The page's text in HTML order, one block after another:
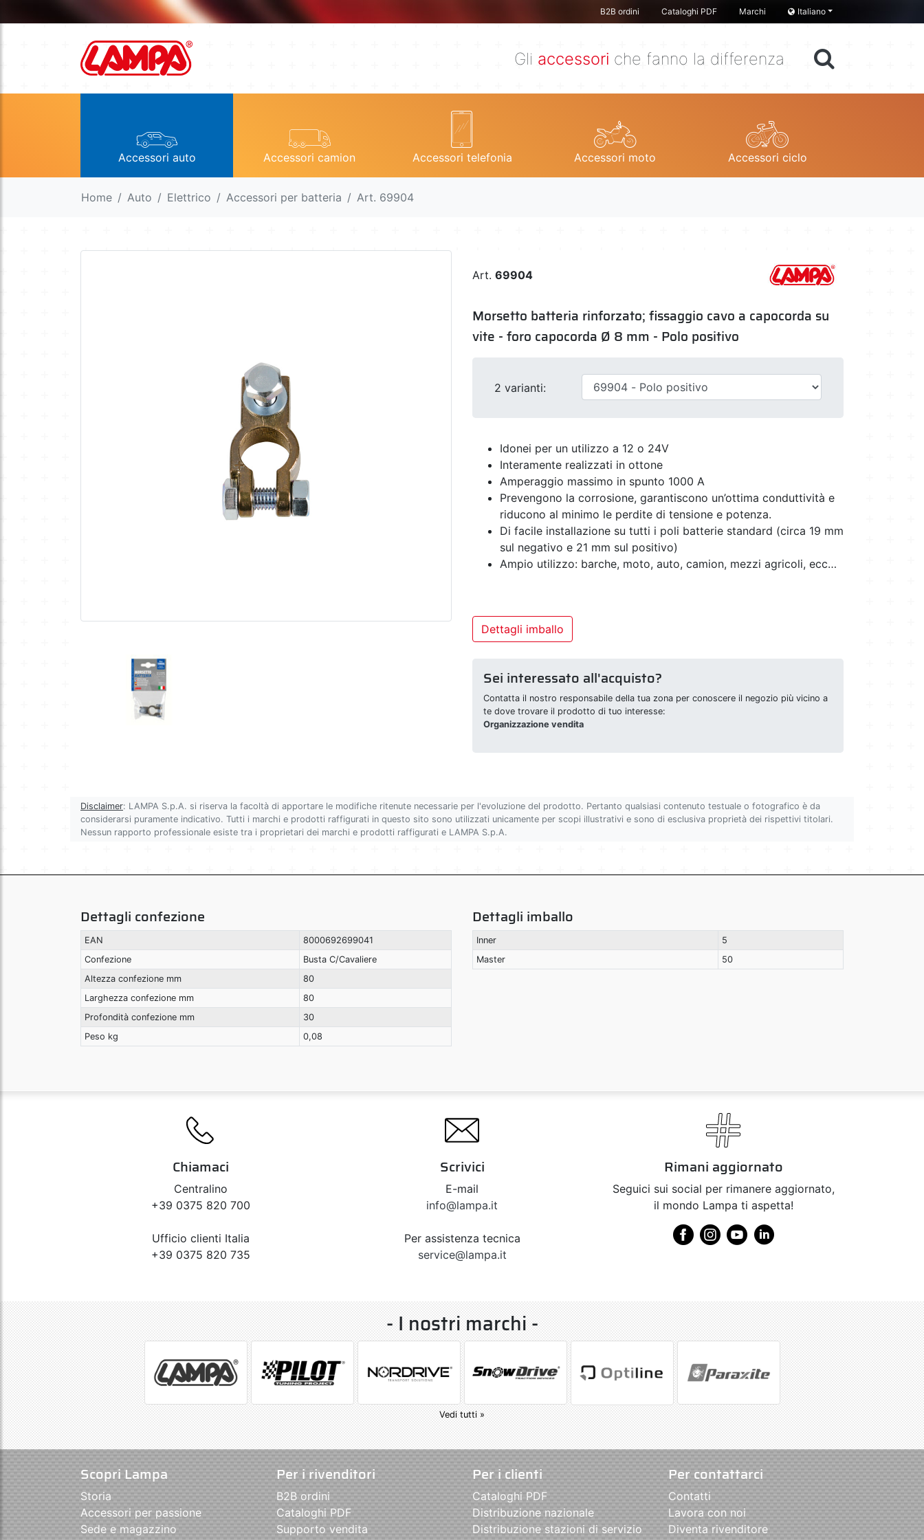
B2B ordini Cataloghi PDF Marchi Italiano
Gli accessori che fanno la differenza
Accessori auto Accessori camion Accessori telefonia Accessori moto Accessori ciclo
Home Auto Elettrico Accessori per batteria Art. 69904
Art. 69904
Morsetto batteria rinforzato; fissaggio cavo a capocorda su
vite - foro capocorda Ø 8 mm - Polo positivo
2 varianti:
Idonei per un utilizzo a 12 o 24V
Interamente realizzati in ottone
Amperaggio massimo in spunto 1000 A
Prevengono la corrosione, garantiscono un’ottima conduttività e
riducono al minimo le perdite di tensione e potenza.
Di facile installazione su tutti i poli batterie standard (circa 19 mm
sul negativo e 21 mm sul positivo)
Ampio utilizzo: barche, moto, auto, camion, mezzi agricoli, ecc…
Dettagli imballo
Sei interessato all'acquisto?
Contatta il nostro responsabile della tua zona per conoscere il negozio più vicino a
te dove trovare il prodotto di tuo interesse:
Organizzazione vendita
Disclaimer: LAMPA S.p.A. si riserva la facoltà di apportare le modifiche ritenute necessarie per l'evoluzione del prodotto. Pertanto qualsiasi contenuto testuale o fotografico è da
considerarsi puramente indicativo. Tutti i marchi e prodotti raffigurati in questo sito sono utilizzati unicamente per scopi illustrativi e sono di esclusiva proprietà dei rispettivi titolari.
Nessun rapporto professionale esiste tra i proprietari dei marchi e prodotti raffigurati e LAMPA S.p.A.
Dettagli confezione
EAN
8000692699041
Confezione
Busta C/Cavaliere
Altezza confezione mm
80
Larghezza confezione mm
80
Profondità confezione mm
30
Peso kg
0,08
Dettagli imballo
Inner
5
Master
50
Chiamaci
Centralino
+39 0375 820 700
Ufficio clienti Italia
+39 0375 820 735
Scrivici
E-mail
info@lampa.it
Per assistenza tecnica
service@lampa.it
Rimani aggiornato
Seguici sui social per rimanere aggiornato,
il mondo Lampa ti aspetta!
- I nostri marchi -
Vedi tutti »
Scopri Lampa
Storia
Accessori per passione
Sede e magazzino
Per i rivenditori
B2B ordini
Cataloghi PDF
Supporto vendita
Per i clienti
Cataloghi PDF
Distribuzione nazionale
Distribuzione stazioni di servizio
Per contattarci
Contatti
Lavora con noi
Diventa rivenditore